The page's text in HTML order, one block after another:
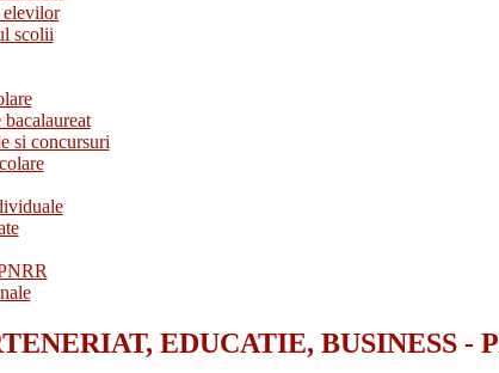
scolii
si concursuri
EDUCATIE, BUSINESS -